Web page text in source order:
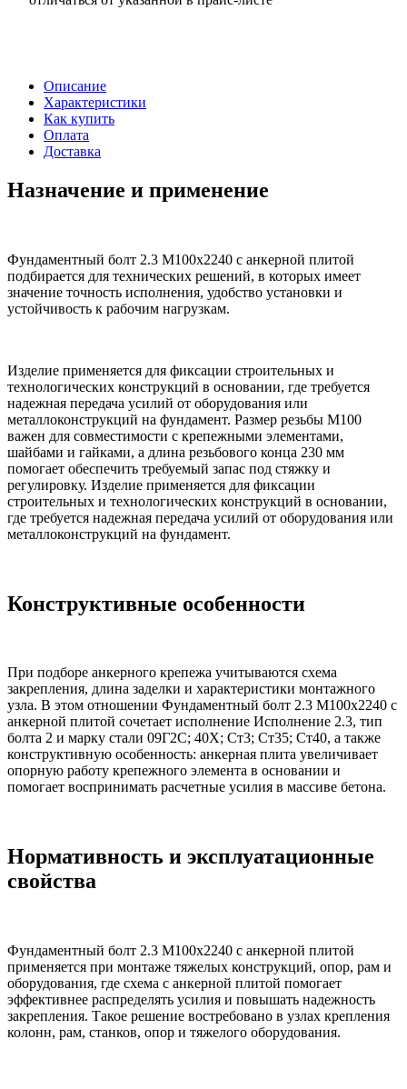
Описание
Характеристики
Как купить
Оплата
Доставка
Назначение и применение
Фундаментный болт 2.3 М100х2240 с анкерной плитой
подбирается для технических решений, в которых имеет
значение точность исполнения, удобство установки и
устойчивость к рабочим нагрузкам.
Изделие применяется для фиксации строительных и
технологических конструкций в основании, где требуется
надежная передача усилий от оборудования или
металлоконструкций на фундамент. Размер резьбы М100
важен для совместимости с крепежными элементами,
шайбами и гайками, а длина резьбового конца 230 мм
помогает обеспечить требуемый запас под стяжку и
регулировку. Изделие применяется для фиксации
строительных и технологических конструкций в основании,
где требуется надежная передача усилий от оборудования или
металлоконструкций на фундамент.
Конструктивные особенности
При подборе анкерного крепежа учитываются схема
закрепления, длина заделки и характеристики монтажного
узла. В этом отношении Фундаментный болт 2.3 М100х2240 с
анкерной плитой сочетает исполнение Исполнение 2.3, тип
болта 2 и марку стали 09Г2С; 40Х; Ст3; Ст35; Ст40, а также
конструктивную особенность: анкерная плита увеличивает
опорную работу крепежного элемента в основании и
помогает воспринимать расчетные усилия в массиве бетона.
Нормативность и эксплуатационные
свойства
Фундаментный болт 2.3 М100х2240 с анкерной плитой
применяется при монтаже тяжелых конструкций, опор, рам и
оборудования, где схема с анкерной плитой помогает
эффективнее распределять усилия и повышать надежность
закрепления. Такое решение востребовано в узлах крепления
колонн, рам, станков, опор и тяжелого оборудования.